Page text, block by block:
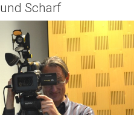
Scharf